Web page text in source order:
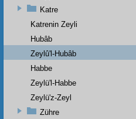
Katre
Katrenin Zeyli
Hubâb
Zeylû'l-Hubâb
Habbe
Zeylü'l-Habbe
Zeylü'z-Zeyl
Zühre